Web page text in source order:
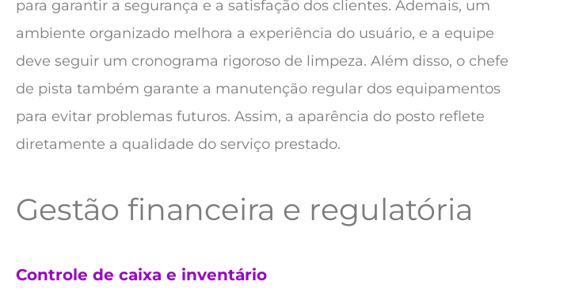
para garantir a segurança e a satisfação dos clientes. Ademais, um
ambiente organizado melhora a experiência do usuário, e a equipe
deve seguir um cronograma rigoroso de limpeza. Além disso, o chefe
de pista também garante a manutenção regular dos equipamentos
para evitar problemas futuros. Assim, a aparência do posto reflete
diretamente a qualidade do serviço prestado.
Gestão financeira e regulatória
Controle de caixa e inventário